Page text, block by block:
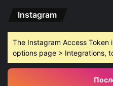
Instagram
The Instagram Access Token
options page > Integrations,